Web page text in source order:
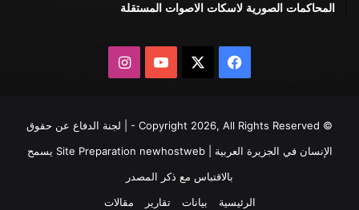
المحاكمات الصورية لاسكات الاصوات المستقلة
فيسبوك يوتيوبانستقرام
© Copyright 2026, All Rights Reserved - | لجنة الدفاع عن حقوق
الإنسان في الجزيرة العربية | Site Preparationnewhostweb
يسمح
بالاقتباس مع ذكر المصدر
الرئيسية
بيانات تقارير مقالات